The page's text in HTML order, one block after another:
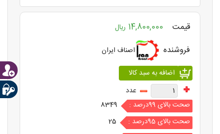
قیمت 14,800,000 ریال
فروشنده اصناف ایران
عدد
صحت بالای 99درصد :
8349
صحت بالای 95درصد :
25